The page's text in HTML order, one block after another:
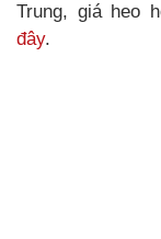
Trung, giá heo
đây.